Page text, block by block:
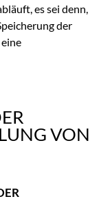
es sei denn,
der
VON